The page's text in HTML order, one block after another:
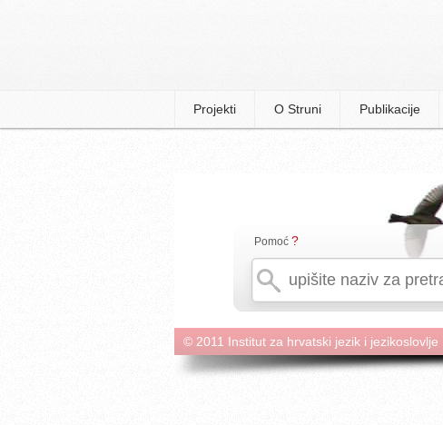
Projekti O Struni Publikacije
Pomoć ?
© 2011 Institut za hrvatski jezik i jezikoslovlje